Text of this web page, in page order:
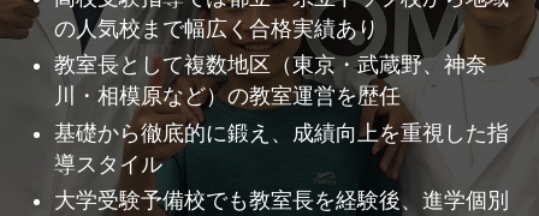
の人気校まで幅広く合格実績あり
教室長として複数地区（東京・武蔵野、神奈
川・相模原など）の教室運営を歴任
基礎から徹底的に鍛え、成績向上を重視した指
導スタイル
大学受験予備校でも教室長を経験後、進学個別